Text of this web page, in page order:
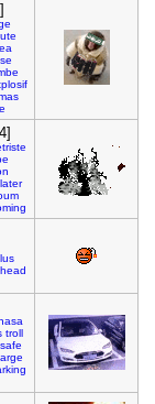
troll
safe